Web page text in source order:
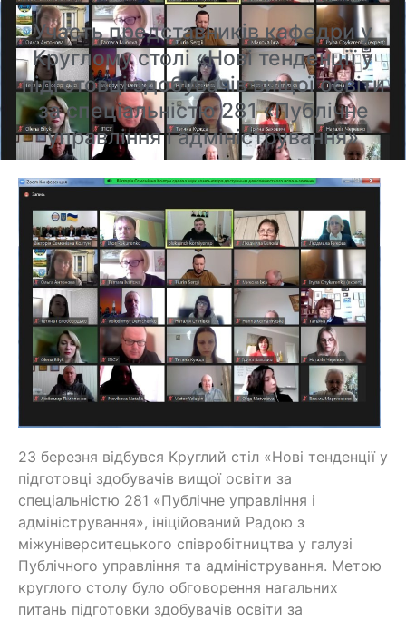
Участь представників кафедри у
Круглому столі «Нові тенденції у
підготовці здобувачів вищої освіти
за спеціальністю 281 «Публічне
управління і адміністрування»
23 березня відбувся Круглий стіл «Нові тенденції у
підготовці здобувачів вищої освіти за
спеціальністю 281 «Публічне управління і
адміністрування», ініційований Радою з
міжуніверситецького співробітництва у галузі
Публічного управління та адміністрування. Метою
круглого столу було обговорення нагальних
питань підготовки здобувачів освіти за